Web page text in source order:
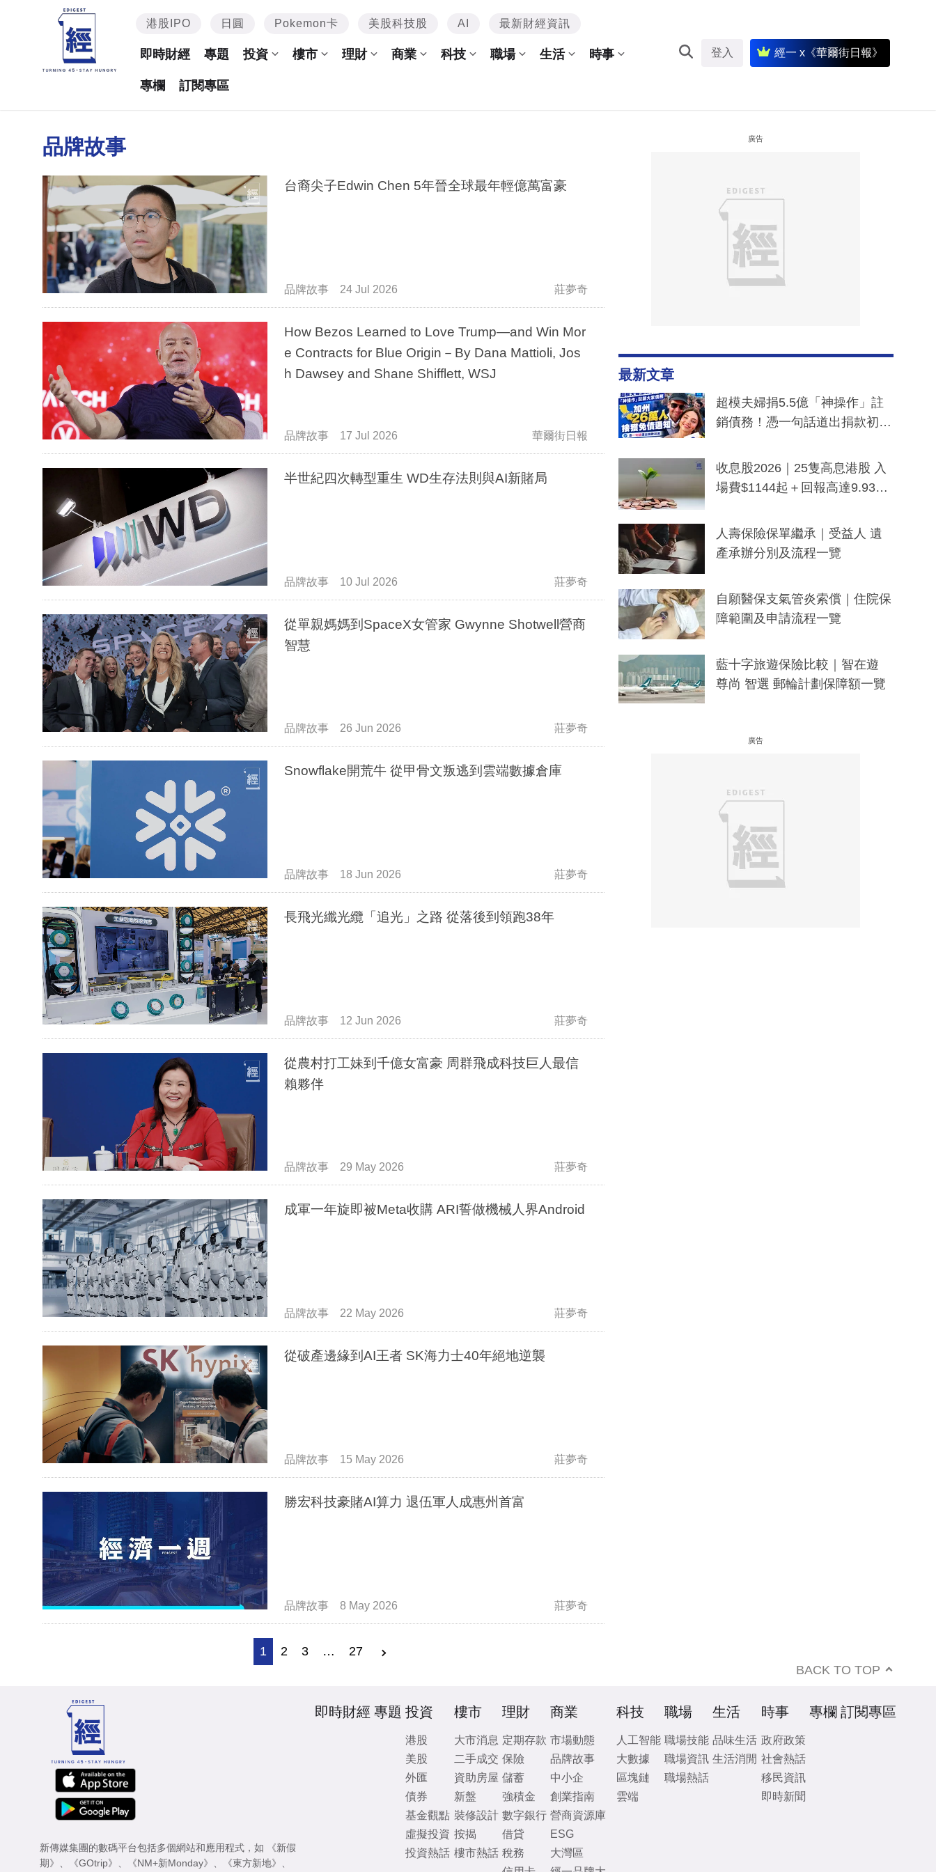
港股IPO 日圓 Pokemon卡 美股科技股 AI 最新財經資訊
即時財經 專題 投資 樓市 理財 商業 科技 職場 生活 時事
專欄 訂閱專區
登入 經一 x《華爾街日報》
品牌故事
台裔尖子Edwin Chen 5年晉全球最年輕億萬富豪
品牌故事 24 Jul 2026 莊夢奇
How Bezos Learned to Love Trump—and Win Mor
e Contracts for Blue Origin－By Dana Mattioli, Jos
h Dawsey and Shane Shifflett, WSJ
品牌故事 17 Jul 2026 華爾街日報
半世紀四次轉型重生 WD生存法則與AI新賭局
品牌故事 10 Jul 2026 莊夢奇
從單親媽媽到SpaceX女管家 Gwynne Shotwell營商
智慧
品牌故事 26 Jun 2026 莊夢奇
Snowflake開荒牛 從甲骨文叛逃到雲端數據倉庫
品牌故事 18 Jun 2026 莊夢奇
長飛光纖光纜「追光」之路 從落後到領跑38年
品牌故事 12 Jun 2026 莊夢奇
從農村打工妹到千億女富豪 周群飛成科技巨人最信
賴夥伴
品牌故事 29 May 2026 莊夢奇
成軍一年旋即被Meta收購 ARI誓做機械人界Android
品牌故事 22 May 2026 莊夢奇
從破產邊緣到AI王者 SK海力士40年絕地逆襲
品牌故事 15 May 2026 莊夢奇
勝宏科技豪賭AI算力 退伍軍人成惠州首富
品牌故事 8 May 2026 莊夢奇
1 2 3 … 27
廣告
最新文章
超模夫婦捐5.5億「神操作」註
銷債務！憑一句話道出捐款初
一度被誤當詐騙手段
收息股2026｜25隻高息港股 入
場費$1144起＋回報高達9.93
人壽保險保單繼承｜受益人 遺
產承辦分別及流程一覽
自願醫保支氣管炎索償｜住院保
障範圍及申請流程一覽
藍十字旅遊保險比較｜智在遊
尊尚 智選 郵輪計劃保障額一覽
廣告
BACK TO TOP
新傳媒集團的數碼平台包括多個網站和應用程式，如
《新假
期》
《GOtrip》 《NM+新Monday》 《東方新地》
即時財經 專題 投資
港股
美股
外匯
債券
基金觀點
虛擬投資
投資熱話
樓市
大市消息
二手成交
資助房屋
新盤
裝修設計
按揭
樓市熱話
理財
定期存款
保險
儲蓄
強積金
數字銀行
借貸
稅務
商業
市場動態
品牌故事
中小企
創業指南
營商資源庫
ESG
大灣區
科技
人工智能
大數據
區塊鏈
雲端
職場
職場技能
職場資訊
職場熱話
生活
品味生活
生活消閒
時事
政府政策
社會熱話
移民資訊
即時新聞
專欄 訂閱專區